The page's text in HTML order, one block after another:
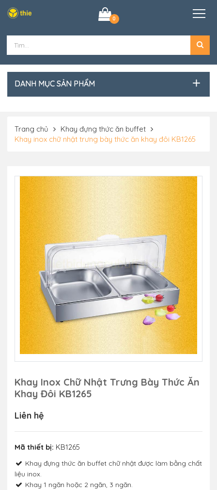
0
DANH MỤC SẢN PHẨM
Trang chủ
Khay đựng thức ăn buffet
Khay inox chữ nhật trưng bày thức ăn khay đôi KB1265
Khay Inox Chữ Nhật Trưng Bày Thức Ăn
Khay Đôi KB1265
Liên hệ
Mã thiết bị: KB1265
Khay đựng thức ăn buffet chữ nhật được làm bằng chất
liệu inox.
Khay 1 ngăn hoặc 2 ngăn, 3 ngăn.